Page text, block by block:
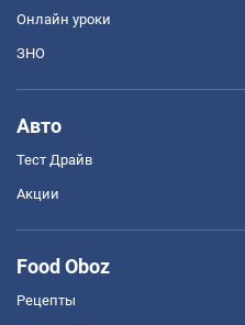
Онлайн уроки
ЗНО
Авто
Тест Драйв
Акции
Food Oboz
Рецепты